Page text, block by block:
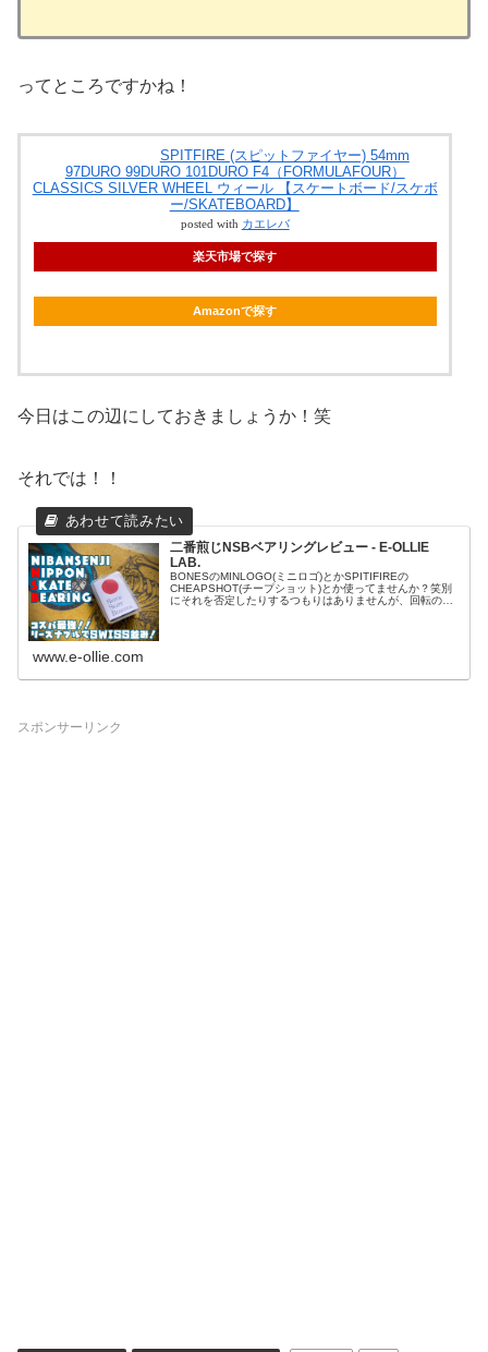
ってところですかね！
SPITFIRE (スピットファイヤー) 54mm
97DURO 99DURO 101DURO F4（FORMULAFOUR）
CLASSICS SILVER WHEEL ウィール 【スケートボード/スケボ
ー/SKATEBOARD】
posted with カエレバ
楽天市場で探す
Amazonで探す
今日はこの辺にしておきましょうか！笑
それでは！！
二番煎じNSBベアリングレビュー - E-OLLIE
LAB.
BONESのMINLOGO(ミニロゴ)とかSPITIFIREの
CHEAPSHOT(チープショット)とか使ってませんか？笑別
にそれを否定したりするつもりはありませんが、回転の速
www.e-ollie.com
スポンサーリンク